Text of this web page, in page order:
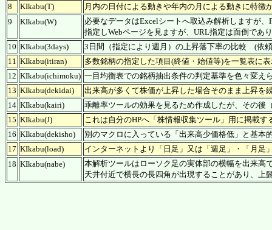
8
KIkabu(T)
月内の日付による動きや年内の月による動きに特
9
KIkabu(W)
必要なデータはExcelシートへ取込み解析しますが
指定しWebページを見ますが、URL指定は面倒であ
10 KIkabu(3days)
3日間（指定により週月）の上昇落下率の比較 (依
11 KIkabu(itiran)
多数銘柄の指定した項目(終値・始値等)を一覧表に
12 KIkabu(ichimoku) 一目均衡表での銘柄抽出条件の判定基準を色々変え
13 KIkabu(dekidai)
出来高が多くて株価が上昇した場合そのまま上昇を
14 KIkabu(kairi)
乖離率ツールの効果を見るため作成したが、その後
15 KIkabu(J)
これは自分のHPへ「株情報収集ツール」用に掲載
16 KIkabu(dekisho)
別のマクロに入っている「出来高少価格低」と基
17 KIkabu(load)
インターネットより「日足」又は「週足」・「月
18 KIkabu(nabe)
本解析ツールはローソク足の実体部の横幅を出来高
天井付近で横長の長四角が出現することがあり、